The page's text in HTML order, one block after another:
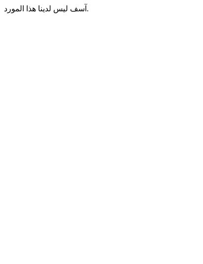
آسف ليس لدينا هذا المورد.